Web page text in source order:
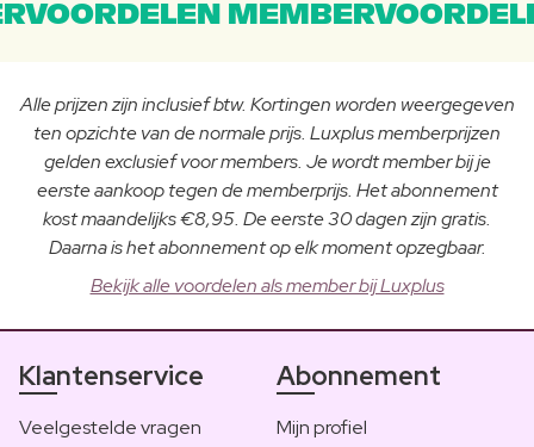
Alle prijzen zijn inclusief btw. Kortingen worden weergegeven
ten opzichte van de normale prijs. Luxplus memberprijzen
gelden exclusief voor members. Je wordt member bij je
eerste aankoop tegen de memberprijs. Het abonnement
kost maandelijks €8,95. De eerste 30 dagen zijn gratis.
Daarna is het abonnement op elk moment opzegbaar.
Bekijk alle voordelen als member bij Luxplus
Klantenservice
Veelgestelde vragen
Abonnement
Mijn profiel